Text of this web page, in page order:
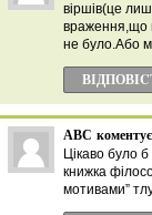
віршів(це
враження,що
не було.Або
АВС
Цікаво було
книжка
мотивами”